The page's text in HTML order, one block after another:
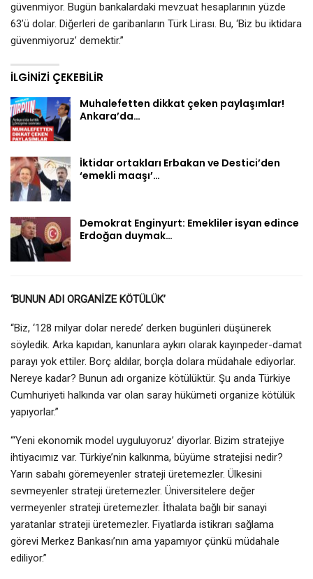
güvenmiyor. Bugün bankalardaki mevzuat hesaplarının yüzde
63’ü dolar. Diğerleri de garibanların Türk Lirası. Bu, ‘Biz bu iktidara
güvenmiyoruz’ demektir.”
İLGINIZI ÇEKEBILIR
Muhalefetten dikkat çeken paylaşımlar!
Ankara’da…
İktidar ortakları Erbakan ve Destici’den
‘emekli maaşı’…
Demokrat Enginyurt: Emekliler isyan edince
Erdoğan duymak…
‘BUNUN ADI ORGANİZE KÖTÜLÜK’
“Biz, ‘128 milyar dolar nerede’ derken bugünleri düşünerek
söyledik. Arka kapıdan, kanunlara aykırı olarak kayınpeder-damat
parayı yok ettiler. Borç aldılar, borçla dolara müdahale ediyorlar.
Nereye kadar? Bunun adı organize kötülüktür. Şu anda Türkiye
Cumhuriyeti halkında var olan saray hükümeti organize kötülük
yapıyorlar.”
“‘Yeni ekonomik model uyguluyoruz’ diyorlar. Bizim stratejiye
ihtiyacımız var. Türkiye’nin kalkınma, büyüme stratejisi nedir?
Yarın sabahı göremeyenler strateji üretemezler. Ülkesini
sevmeyenler strateji üretemezler. Üniversitelere değer
vermeyenler strateji üretemezler. İthalata bağlı bir sanayi
yaratanlar strateji üretemezler. Fiyatlarda istikrarı sağlama
görevi Merkez Bankası’nın ama yapamıyor çünkü müdahale
ediliyor.”